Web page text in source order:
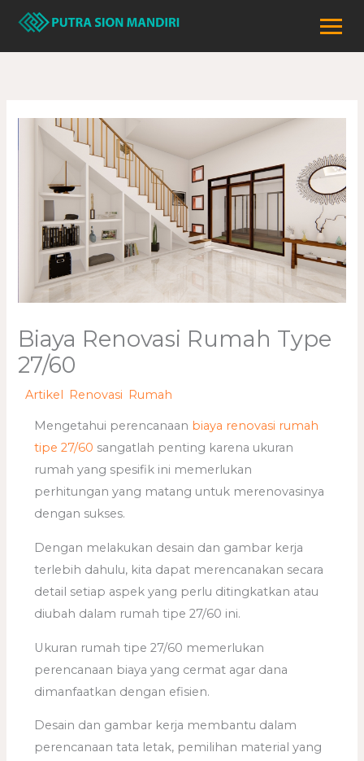
Lewati
konten
Biaya Renovasi Rumah Type
27/60
/Artikel Renovasi Rumah
Mengetahui perencanaan biaya renovasi rumah
tipe 27/60 sangatlah penting karena ukuran
rumah yang spesifik ini memerlukan
perhitungan yang matang untuk merenovasinya
dengan sukses.
Dengan melakukan desain dan gambar kerja
terlebih dahulu, kita dapat merencanakan secara
detail setiap aspek yang perlu ditingkatkan atau
diubah dalam rumah tipe 27/60 ini.
Ukuran rumah tipe 27/60 memerlukan
perencanaan biaya yang cermat agar dana
dimanfaatkan dengan efisien.
Desain dan gambar kerja membantu dalam
perencanaan tata letak, pemilihan material yang